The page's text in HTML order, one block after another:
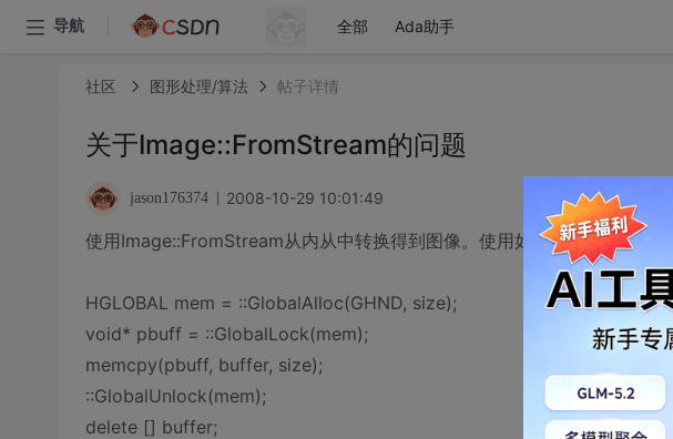
导航 全部 Ada助手
社区 图形处理/算法 帖子详情
关于Image::FromStream的问题
jason176374 2008-10-29 10:01:49
使用Image::FromStream从内从中转换得到图像。使用如下代码
HGLOBAL mem = ::GlobalAlloc(GHND, size);
void* pbuff = ::GlobalLock(mem);
memcpy(pbuff, buffer, size);
::GlobalUnlock(mem);
delete [] buffer;